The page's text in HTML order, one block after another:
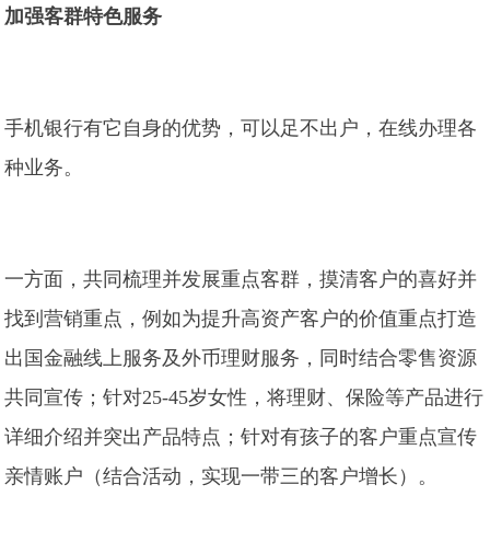
加强客群特色服务
手机银行有它自身的优势，可以足不出户，在线办理各
种业务。
一方面，共同梳理并发展重点客群，摸清客户的喜好并
找到营销重点，例如为提升高资产客户的价值重点打造
出国金融线上服务及外币理财服务，同时结合零售资源
共同宣传；针对25-45岁女性，将理财、保险等产品进行
详细介绍并突出产品特点；针对有孩子的客户重点宣传
亲情账户（结合活动，实现一带三的客户增长）。